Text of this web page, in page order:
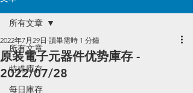
所有文章
特殊庫存
每日庫存
所有文章
原装電子元器件优势庫存 -
2022/07/28
2022年7月29日 讀畢需時 1 分鐘